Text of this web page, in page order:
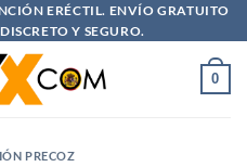
ERÉCTIL. ENVÍO GRATUITO
Y SEGURO.
0
PRECOZ